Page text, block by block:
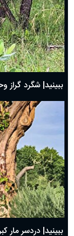
ببینید| شگرد
ببینید| دردسر مار